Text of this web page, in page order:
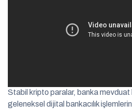
Stabil kripto paralar, banka mevduat
geleneksel dijital bankacılık